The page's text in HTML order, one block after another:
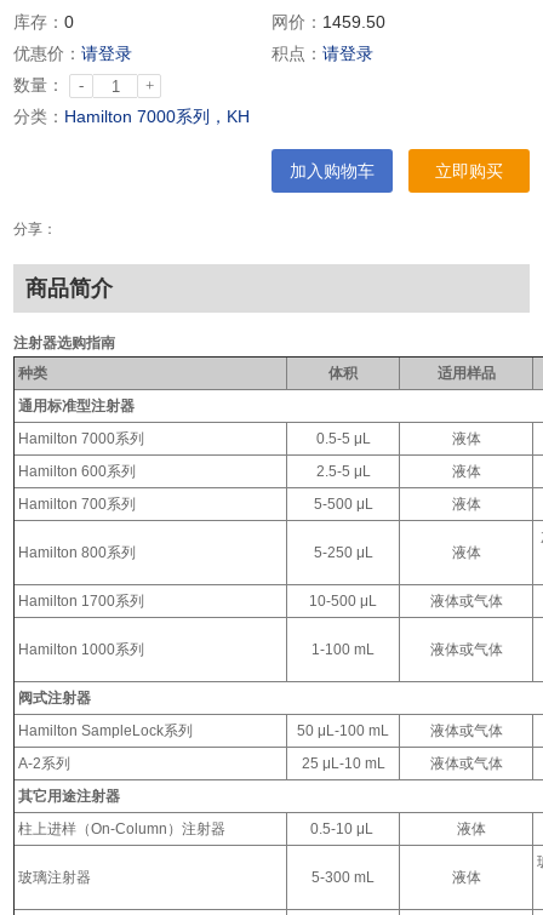
库存：0 网价： 1459.50
优惠价：请登录 积点： 请登录
数量：
- +
分类： Hamilton 7000系列，KH
加入购物车 立即购买
分享：
商品简介
注射器选购指南
种类
体积
适用样品
通用标准型注射器
Hamilton 7000系列
0.5-5 μL
液体
Hamilton 600系列
2.5-5 μL
液体
Hamilton 700系列
5-500 μL 液体
Hamilton 800系列 5-250 μL 液体
Hamilton 1700系列 10-500 μL 液体或气体
Hamilton 1000系列 1-100 mL 液体或气体
阀式注射器
Hamilton SampleLock系列
50 μL-100 mL
液体或气体
A-2系列
25 μL-10 mL
液体或气体
其它用途注射器
柱上进样（On-Column）注射器
0.5-10 μL 液体
玻璃注射器 5-300 mL 液体